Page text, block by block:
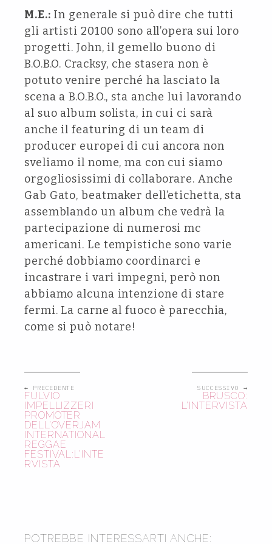
M.E.: In generale si può dire che tutti
gli artisti 20100 sono all’opera sui loro
progetti. John, il gemello buono di
B.O.B.O. Cracksy, che stasera non è
potuto venire perché ha lasciato la
scena a B.O.B.O., sta anche lui lavorando
al suo album solista, in cui ci sarà
anche il featuring di un team di
producer europei di cui ancora non
sveliamo il nome, ma con cui siamo
orgogliosissimi di collaborare. Anche
Gab Gato, beatmaker dell’etichetta, sta
assemblando un album che vedrà la
partecipazione di numerosi mc
americani. Le tempistiche sono varie
perché dobbiamo coordinarci e
incastrare i vari impegni, però non
abbiamo alcuna intenzione di stare
fermi. La carne al fuoco è parecchia,
come si può notare!
← PRECEDENTE
FULVIO
IMPELLIZZERI
PROMOTER
DELL’OVERJAM
INTERNATIONAL
REGGAE
FESTIVAL:L’INTE
RVISTA
SUCCESSIVO →
BRUSCO:
L’INTERVISTA
POTREBBE INTERESSARTI ANCHE: